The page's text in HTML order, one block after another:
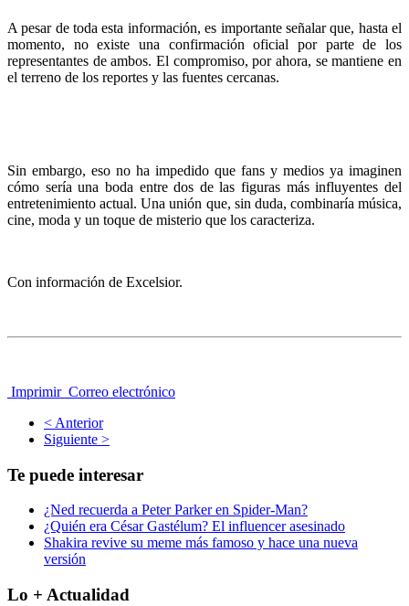
A pesar de toda esta información, es importante señalar que, hasta el
momento, no existe una confirmación oficial por parte de los
representantes de ambos. El compromiso, por ahora, se mantiene en
el terreno de los reportes y las fuentes cercanas.
Sin embargo, eso no ha impedido que fans y medios ya imaginen
cómo sería una boda entre dos de las figuras más influyentes del
entretenimiento actual. Una unión que, sin duda, combinaría música,
cine, moda y un toque de misterio que los caracteriza.
Con información de Excelsior.
Imprimir Correo electrónico
< Anterior
Siguiente >
Te puede interesar
¿Ned recuerda a Peter Parker en Spider-Man?
¿Quién era César Gastélum? El influencer asesinado
Shakira revive su meme más famoso y hace una nueva
versión
Lo + Actualidad